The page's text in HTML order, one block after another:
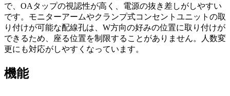
で、OAタップの視認性が高く、電源の抜き差しがしやすい
です。モニターアームやクランプ式コンセントユニットの取
り付けが可能な配線孔は、W方向の好みの位置に取り付けが
できるため、座る位置を制限することがありません。人数変
更にも対応がしやすくなっています。
機能